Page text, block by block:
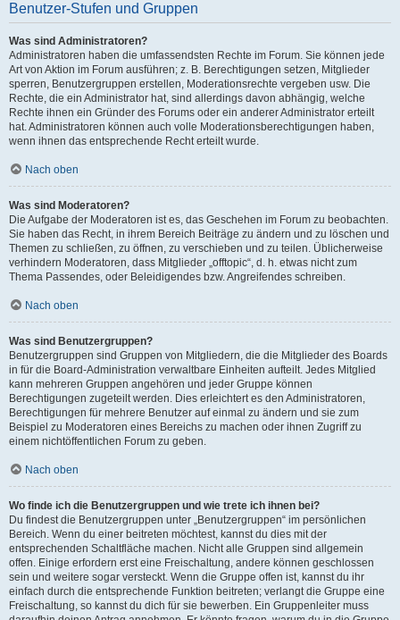
Benutzer-Stufen und Gruppen
Was sind Administratoren?
Administratoren haben die umfassendsten Rechte im Forum. Sie können jede
Art von Aktion im Forum ausführen; z. B. Berechtigungen setzen, Mitglieder
sperren, Benutzergruppen erstellen, Moderationsrechte vergeben usw. Die
Rechte, die ein Administrator hat, sind allerdings davon abhängig, welche
Rechte ihnen ein Gründer des Forums oder ein anderer Administrator erteilt
hat. Administratoren können auch volle Moderationsberechtigungen haben,
wenn ihnen das entsprechende Recht erteilt wurde.
Nach oben
Was sind Moderatoren?
Die Aufgabe der Moderatoren ist es, das Geschehen im Forum zu beobachten.
Sie haben das Recht, in ihrem Bereich Beiträge zu ändern und zu löschen und
Themen zu schließen, zu öffnen, zu verschieben und zu teilen. Üblicherweise
verhindern Moderatoren, dass Mitglieder „offtopic“, d. h. etwas nicht zum
Thema Passendes, oder Beleidigendes bzw. Angreifendes schreiben.
Nach oben
Was sind Benutzergruppen?
Benutzergruppen sind Gruppen von Mitgliedern, die die Mitglieder des Boards
in für die Board-Administration verwaltbare Einheiten aufteilt. Jedes Mitglied
kann mehreren Gruppen angehören und jeder Gruppe können
Berechtigungen zugeteilt werden. Dies erleichtert es den Administratoren,
Berechtigungen für mehrere Benutzer auf einmal zu ändern und sie zum
Beispiel zu Moderatoren eines Bereichs zu machen oder ihnen Zugriff zu
einem nichtöffentlichen Forum zu geben.
Nach oben
Wo finde ich die Benutzergruppen und wie trete ich ihnen bei?
Du findest die Benutzergruppen unter „Benutzergruppen“ im persönlichen
Bereich. Wenn du einer beitreten möchtest, kannst du dies mit der
entsprechenden Schaltfläche machen. Nicht alle Gruppen sind allgemein
offen. Einige erfordern erst eine Freischaltung, andere können geschlossen
sein und weitere sogar versteckt. Wenn die Gruppe offen ist, kannst du ihr
einfach durch die entsprechende Funktion beitreten; verlangt die Gruppe eine
Freischaltung, so kannst du dich für sie bewerben. Ein Gruppenleiter muss